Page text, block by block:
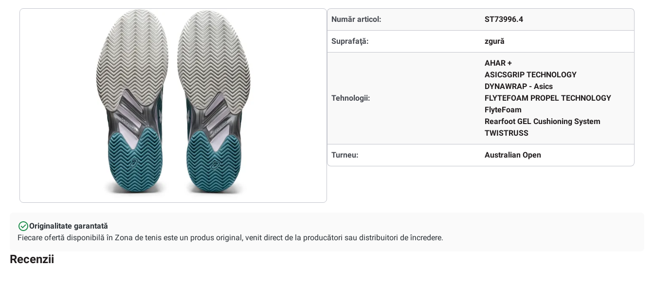
Număr articol: ST73996.4
Suprafaţă: zgură
Tehnologii:
AHAR +
ASICSGRIP TECHNOLOGY
DYNAWRAP - Asics
FLYTEFOAM PROPEL TECHNOLOGY
FlyteFoam
Rearfoot GEL Cushioning System
TWISTRUSS
Turneu: Australian Open
Originalitate garantată
Fiecare ofertă disponibilă în Zona de tenis este un produs original, venit direct de la producători sau distribuitori de încredere.
Recenzii